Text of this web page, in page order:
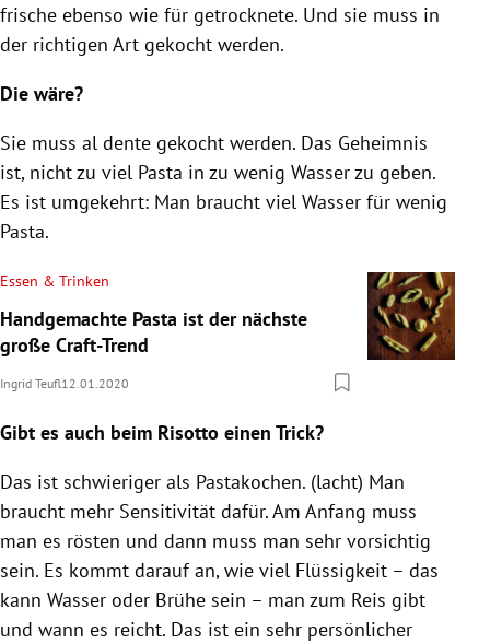
frische ebenso wie für getrocknete. Und sie muss in
der richtigen Art gekocht werden.
Die wäre?
Sie muss al dente gekocht werden. Das Geheimnis
ist, nicht zu viel Pasta in zu wenig Wasser zu geben.
Es ist umgekehrt: Man braucht viel Wasser für wenig
Pasta.
Essen & Trinken
Handgemachte Pasta ist der nächste
große Craft-Trend
Ingrid Teufl12.01.2020
Gibt es auch beim Risotto einen Trick?
Das ist schwieriger als Pastakochen. (lacht) Man
braucht mehr Sensitivität dafür. Am Anfang muss
man es rösten und dann muss man sehr vorsichtig
sein. Es kommt darauf an, wie viel Flüssigkeit – das
kann Wasser oder Brühe sein – man zum Reis gibt
und wann es reicht. Das ist ein sehr persönlicher